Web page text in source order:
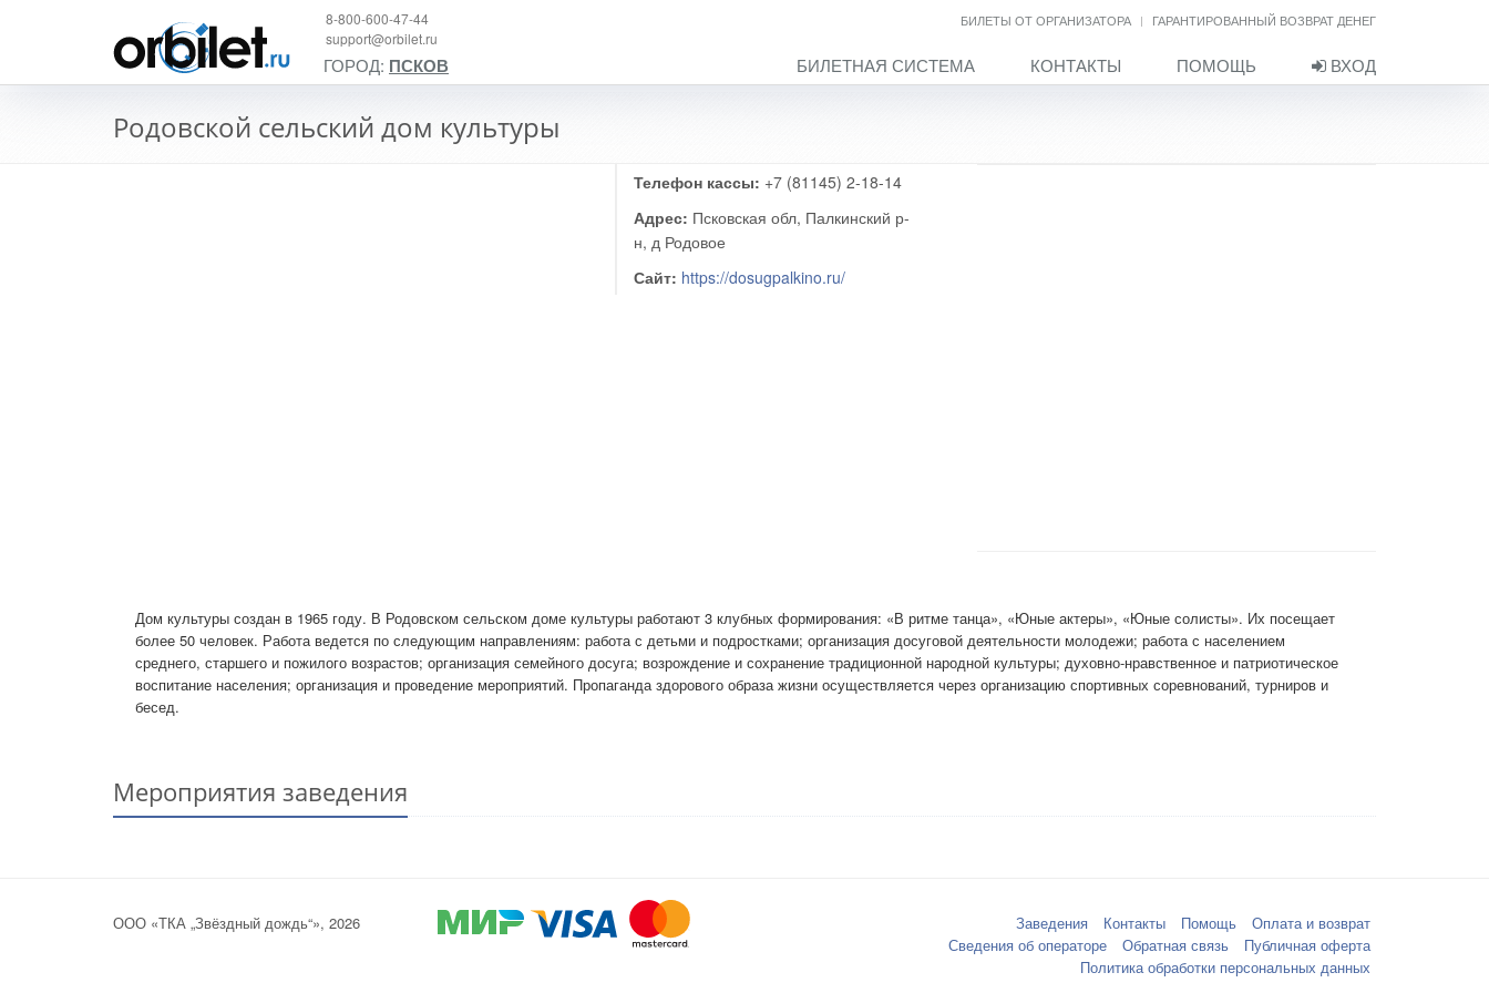
БИЛЕТЫ ОТ ОРГАНИЗАТОРА ГАРАНТИРОВАННЫЙ ВОЗВРАТ ДЕНЕГ
8-800-600-47-44
support@orbilet.ru
ГОРОД: ПСКОВ БИЛЕТНАЯ СИСТЕМА КОНТАКТЫ ПОМОЩЬ ВХОД
Родовской сельский дом культуры
Телефон кассы: +7 (81145) 2-18-14
Адрес: Псковская обл, Палкинский р-
н, д Родовое
Сайт: https://dosugpalkino.ru/
Дом культуры создан в 1965 году. В Родовском сельском доме культуры работают 3 клубных формирования: «В ритме танца», «Юные актеры», «Юные солисты». Их посещает
более 50 человек. Работа ведется по следующим направлениям: работа с детьми и подростками; организация досуговой деятельности молодежи; работа с населением
среднего, старшего и пожилого возрастов; организация семейного досуга; возрождение и сохранение традиционной народной культуры; духовно-нравственное и патриотическое
воспитание населения; организация и проведение мероприятий. Пропаганда здорового образа жизни осуществляется через организацию спортивных соревнований, турниров и
бесед.
Мероприятия заведения
ООО «ТКА „Звёздный дождь“», 2026 Заведения Контакты Помощь
Оплата и возврат
Сведения об операторе
Обратная связь
Публичная оферта
Политика обработки персональных данных